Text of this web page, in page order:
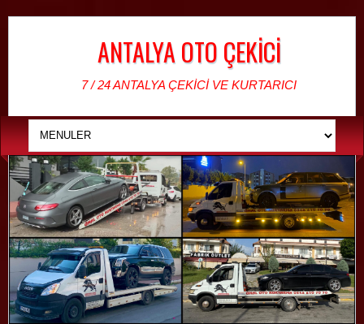
ANTALYA OTO ÇEKİCİ
7 / 24 ANTALYA ÇEKİCİ VE KURTARICI